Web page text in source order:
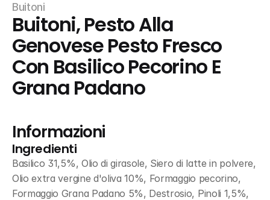
Buitoni
Buitoni, Pesto Alla
Genovese Pesto Fresco
Con Basilico Pecorino E
Grana Padano
Informazioni
Ingredienti
Basilico 31,5%, Olio di girasole, Siero di latte in polvere,
Olio extra vergine d'oliva 10%, Formaggio pecorino,
Formaggio Grana Padano 5%, Destrosio, Pinoli 1,5%,